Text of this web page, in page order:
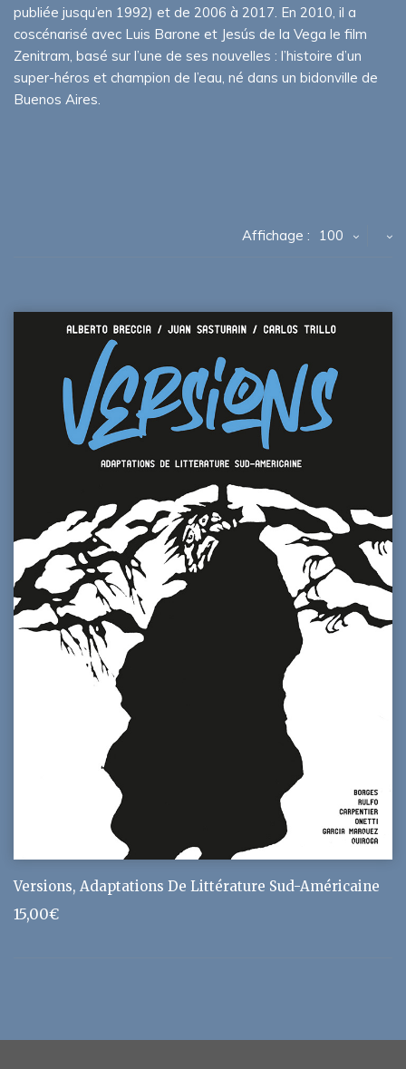
publiée jusqu’en 1992) et de 2006 à 2017. En 2010, il a
coscénarisé avec Luis Barone et Jesús de la Vega le film
Zenitram, basé sur l’une de ses nouvelles : l’histoire d’un
super-héros et champion de l’eau, né dans un bidonville de
Buenos Aires.
Affichage : 100
Versions, Adaptations De Littérature Sud-Américaine
15,00€